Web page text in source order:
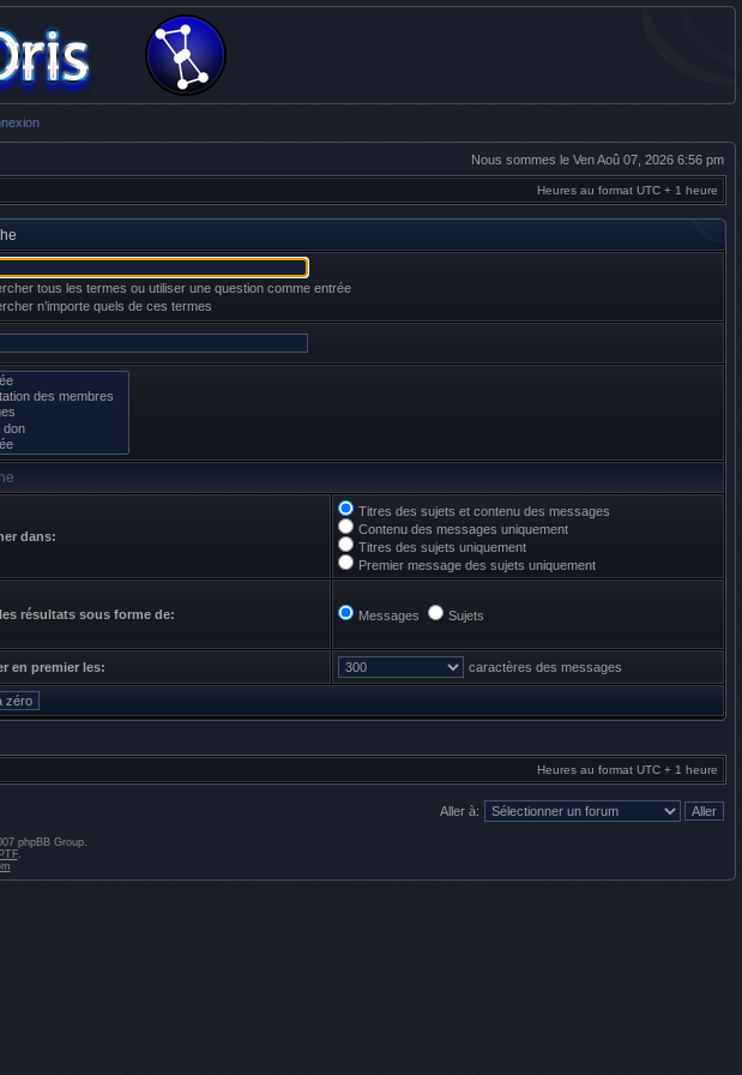
Nous sommes le Ven Aoû 07, 2026 6:56 pm
Heures au format UTC + 1 heure
tous les termes ou utiliser une question comme entrée
n’importe quels de ces termes
dans:
Titres des sujets et contenu des messages
Contenu des messages uniquement
Titres des sujets uniquement
Premier message des sujets uniquement
résultats sous forme de: Messages Sujets
en premier les: caractères des messages
Heures au format UTC + 1 heure
Aller à:
phpBB Group.
PTF.